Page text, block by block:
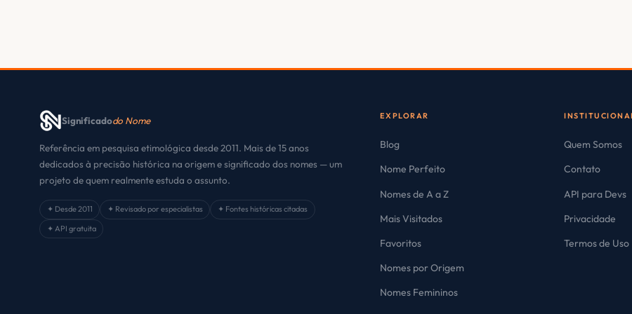
Significadodo Nome
Referência em pesquisa etimológica desde 2011. Mais de 15 anos
dedicados à precisão histórica na origem e significado dos nomes — um
projeto de quem realmente estuda o assunto.
✦ Desde 2011 ✦ Revisado por especialistas
✦ Fontes históricas citadas
✦ API gratuita
EXPLORAR
Blog
Nome Perfeito
Nomes de A a Z
Mais Visitados
Favoritos
Nomes por Origem
Nomes Femininos
Quem Somos
Contato
API para Devs
Privacidade
Termos de Uso